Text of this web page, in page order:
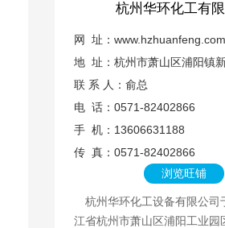
杭州华环化工有
网 址： www.hzhuanfeng.com
地 址：杭州市萧山区浦阳镇
联 系 人：俞总
电 话：0571-82402866
手 机：13606631188
传 真：0571-82402866
浏览旺铺
杭州华环化工设备有限公司
江省杭州市萧山区浦阳工业园